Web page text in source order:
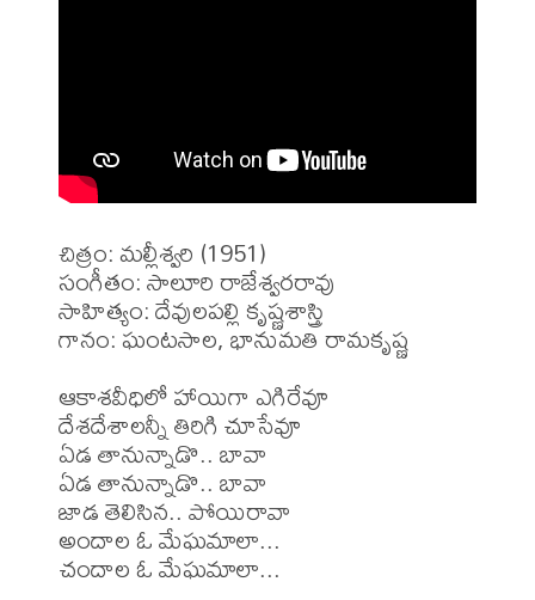
చిత్రం: మల్లీశ్వరి (1951)
సంగీతం: సాలూరి రాజేశ్వరరావు
సాహిత్యం: దేవులపల్లి కృష్ణశాస్త్రి
గానం: ఘంటసాల, భానుమతి రామకృష్ణ
ఆకాశవీధిలో హాయిగా ఎగిరేవూ
దేశదేశాలన్నీ తిరిగి చూసేవూ
ఏడ తానున్నాడొ.. బావా
ఏడ తానున్నాడొ.. బావా
జాడ తెలిసిన.. పోయిరావా
అందాల ఓ మేఘమాలా...
చందాల ఓ మేఘమాలా...